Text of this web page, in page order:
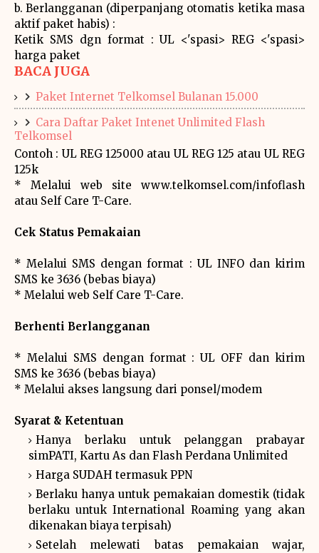
b. Berlangganan (diperpanjang otomatis ketika masa
aktif paket habis) :
Ketik SMS dgn format : UL <'spasi> REG <'spasi>
harga paket
BACA JUGA
Paket Internet Telkomsel Bulanan 15.000
Cara Daftar Paket Intenet Unlimited Flash
Telkomsel
Contoh : UL REG 125000 atau UL REG 125 atau UL REG
125k
* Melalui web site www.telkomsel.com/infoflash
atau Self Care T-Care.
Cek Status Pemakaian
* Melalui SMS dengan format : UL INFO dan kirim
SMS ke 3636 (bebas biaya)
* Melalui web Self Care T-Care.
Berhenti Berlangganan
* Melalui SMS dengan format : UL OFF dan kirim
SMS ke 3636 (bebas biaya)
* Melalui akses langsung dari ponsel/modem
Syarat & Ketentuan
Hanya berlaku untuk pelanggan prabayar
simPATI, Kartu As dan Flash Perdana Unlimited
Harga SUDAH termasuk PPN
Berlaku hanya untuk pemakaian domestik (tidak
berlaku untuk International Roaming yang akan
dikenakan biaya terpisah)
Setelah melewati batas pemakaian wajar,